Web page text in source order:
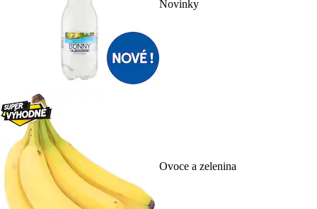
Novinky
Ovoce a zelenina